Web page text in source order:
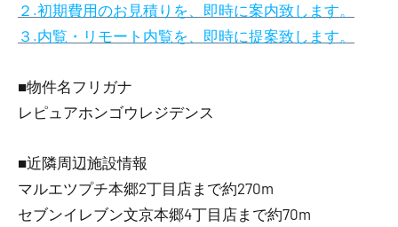
２.初期費用のお見積りを、即時に案内致します。
３.内覧・リモート内覧を、即時に提案致します。
■物件名フリガナ
レピュアホンゴウレジデンス
■近隣周辺施設情報
マルエツプチ本郷2丁目店まで約270m
セブンイレブン文京本郷4丁目店まで約70m